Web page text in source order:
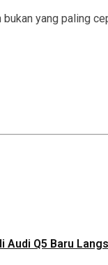
bukan yang paling
Audi Q5 Baru